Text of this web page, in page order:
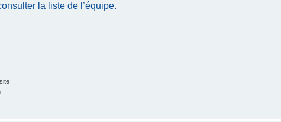
la liste de l’équipe.